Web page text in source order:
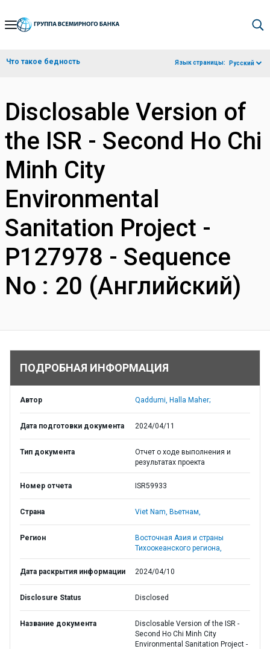
Skip
Navigation
Что такое бедность Язык страницы: Русский
Disclosable Version of
the ISR - Second Ho Chi
Minh City
Environmental
Sanitation Project -
P127978 - Sequence
No : 20 (Английский)
ПОДРОБНАЯ ИНФОРМАЦИЯ
Автор Qaddumi, Halla Maher;
Дата подготовки документа 2024/04/11
Тип документа
Отчет о ходе выполнения и
результатах проекта
Номер отчета ISR59933
Страна Viet Nam, Вьетнам,
Регион
Восточная Азия и страны
Тихоокеанского региона,
Дата раскрытия информации 2024/04/10
Disclosure Status Disclosed
Название документа
Disclosable Version of the ISR -
Second Ho Chi Minh City
Environmental Sanitation Project -